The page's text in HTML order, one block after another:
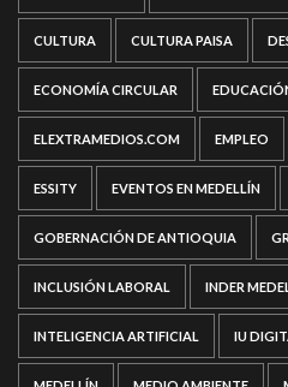
CULTURA CULTURA PAISA
ECONOMÍA CIRCULAR
ELEXTRAMEDIOS.COM EMPLEO
ESSITY EVENTOS EN MEDELLÍN
GOBERNACIÓN DE ANTIOQUIA
INCLUSIÓN LABORAL INDER
INTELIGENCIA ARTIFICIAL IU